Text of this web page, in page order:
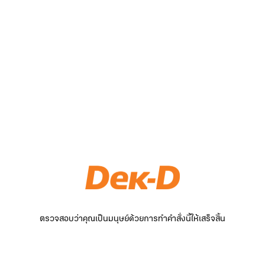
ตรวจสอบว่าคุณเป็นมนุษย์ด้วยการทำคำสั่งนี้ให้เสร็จสิ้น